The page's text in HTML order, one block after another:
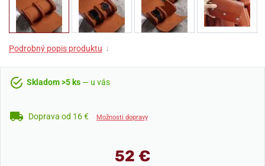
Podrobný popis produktu ↓
Skladom >5 ks — u vás
Doprava od 16 € Možnosti dopravy
52 €